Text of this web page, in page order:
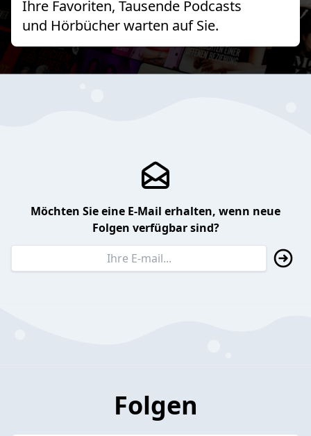
Ihre Favoriten, Tausende Podcasts
und Hörbücher warten auf Sie.
Möchten Sie eine E-Mail erhalten, wenn neue
Folgen verfügbar sind?
Folgen